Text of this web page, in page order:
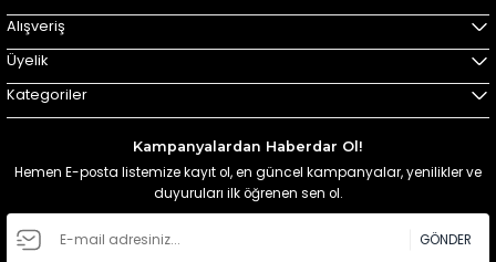
Alışveriş
Üyelik
Kategoriler
Kampanyalardan Haberdar Ol!
Hemen E-posta listemize kayıt ol, en güncel kampanyalar, yenilikler ve
duyuruları ilk öğrenen sen ol.
GÖNDER